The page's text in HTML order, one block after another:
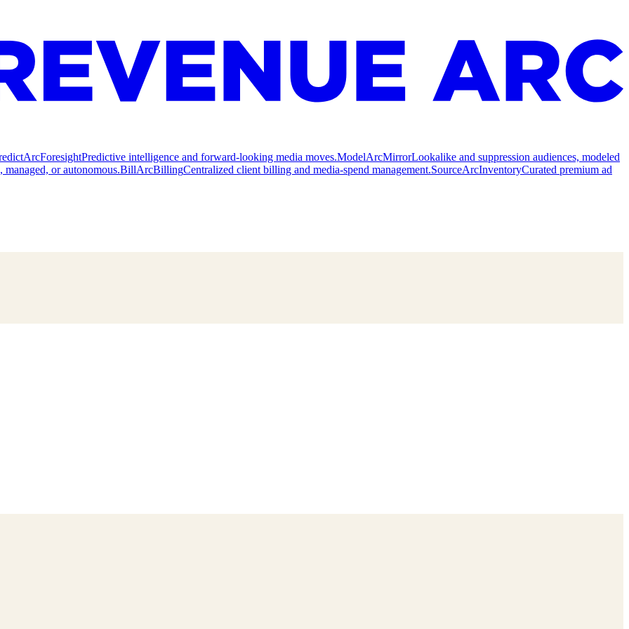
ArcForesightPredictive intelligence and forward-looking media moves.ModelArcMirrorLookalike and suppression audiences, modeled
or autonomous.BillArcBillingCentralized client billing and media-spend management.SourceArcInventoryCurated premium ad